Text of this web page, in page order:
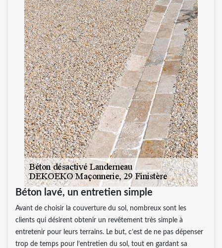
Béton lavé, un entretien simple
Avant de choisir la couverture du sol, nombreux sont les
clients qui désirent obtenir un revêtement très simple à
entretenir pour leurs terrains. Le but, c’est de ne pas dépenser
trop de temps pour l’entretien du sol, tout en gardant sa